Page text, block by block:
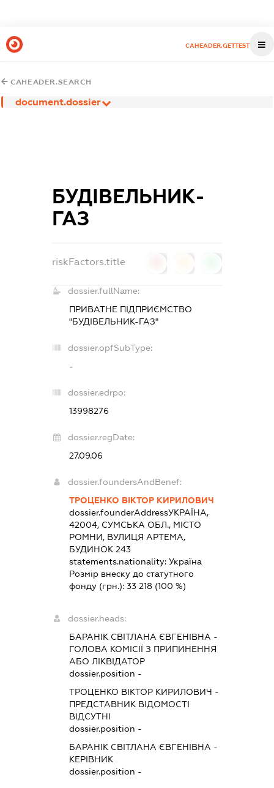
CAHEADER.GETTEST
CAHEADER.SEARCH
document.dossier
БУДІВЕЛЬНИК-
ГАЗ
riskFactors.title
dossier.fullName:
ПРИВАТНЕ ПІДПРИЄМСТВО
"БУДІВЕЛЬНИК-ГАЗ"
dossier.opfSubType:
-
dossier.edrpo:
13998276
dossier.regDate:
27.09.06
dossier.foundersAndBenef:
ТРОЦЕНКО ВІКТОР КИРИЛОВИЧ
dossier.founderAddressУКРАЇНА,
42004, СУМСЬКА ОБЛ., МІСТО
РОМНИ, ВУЛИЦЯ АРТЕМА,
БУДИНОК 243
statements.nationality:Україна
Розмір внеску до статутного
фонду (грн.):33 218 (100 %)
dossier.heads:
БАРАНІК СВІТЛАНА ЄВГЕНІВНА -
ГОЛОВА КОМІСІЇ З ПРИПИНЕННЯ
АБО ЛІКВІДАТОР
dossier.position -
ТРОЦЕНКО ВІКТОР КИРИЛОВИЧ -
ПРЕДСТАВНИК ВІДОМОСТІ
ВІДСУТНІ
dossier.position -
БАРАНІК СВІТЛАНА ЄВГЕНІВНА -
КЕРІВНИК
dossier.position -